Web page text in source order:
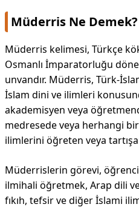
Müderris Ne Demek?
Müderris kelimesi, Türkçe
Osmanlı İmparatorluğu
unvandır. Müderris, Türk-
İslam dini ve ilimleri
akademisyen veya
medresede veya herhangi
ilimlerini öğreten veya
Müderrislerin görevi,
ilmihali öğretmek, Arap dili
fıkıh, tefsir ve diğer İslami